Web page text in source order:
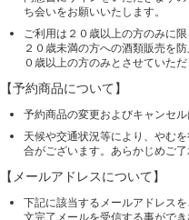
ち会いをお願いいたします。
ご利用は２０歳以上の方のみに限
２０歳未満の方への酒類販売を
０歳以上の方のみとさせていただ
【予約商品について】
予約商品の変更およびキャンセル
天候や交通状況等により、やむ
合がございます。あらかじめご了
【メールアドレスについて】
下記に該当するメールアドレス
文完了メールを受信する事ができ